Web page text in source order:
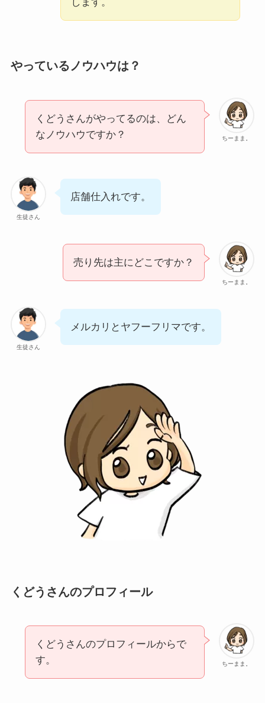
やっているノウハウは？
ちーまま。
くどうさんがやってるのは、どん
なノウハウですか？
生徒さん
店舗仕入れです。
ちーまま。
売り先は主にどこですか？
生徒さん
メルカリとヤフーフリマです。
くどうさんのプロフィール
ちーまま。
くどうさんのプロフィールからで
す。